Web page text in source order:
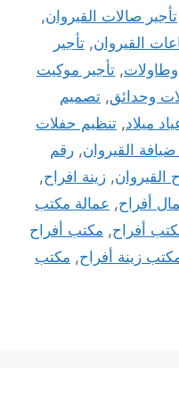
تأجير صالات القيروان,
القيروان, تأجير
, تأجير موكيت
وحدائق, تصميم
ميلاد, تنظيم حفلات
القيروان, رقم
القيروان, زينة افراح,
أفراح, عمالة مكتب
أفراح, مكتب أفراح
زينة أفراح, مكتب